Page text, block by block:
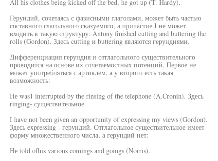
All his clothes being kicked off the bed, he got up (T. Hardy).
Герундий, сочетаясь с фазисными глаголами, может быть частью
составного глагольного сказуемого, а причастие I не может
входить в такую структуру: Antony finished cutting and buttering the
rolls (Gordon). Здесь cutting и buttering являются герундиями.
Дифференциация герундия и отглагольного существительного
проводится на основе их сочетаемостных потенций. Первое не
может употребляться с артиклем, а у второго есть такая
возможность:
Не was1 interrupted by the rinsing of the telephone (A.Cronin). Здесь
ringing- существительное.
I have not been given an opportunity of expressing my views (Gordon).
Здесь expressing - герундий. Отглагольное существительное имеет
форму множественного числа, а герундий нет:
Не told ofhis varions comings and goings (Norris).